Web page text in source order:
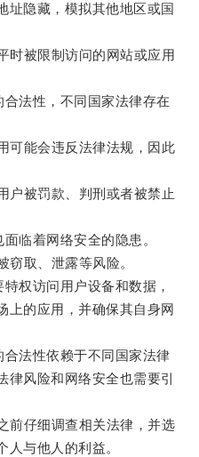
隐藏，模拟其他地区或国
被限制访问的网站或应用
法性，不同国家法律存在
能会违反法律法规，因此
被罚款、判刑或者被禁止
临着网络安全的隐患。
取、泄露等风险。
权访问用户设备和数据，
上的应用，并确保其自身网
法性依赖于不同国家法律
律风险和网络安全也需要引
仔细调查相关法律，并选
人与他人的利益。